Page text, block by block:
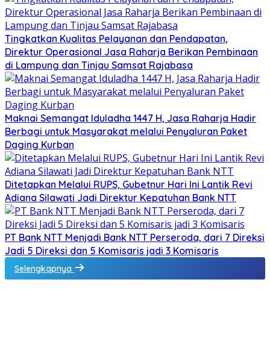
Tingkatkan Kualitas Pelayanan dan Pendapatan,
Direktur Operasional Jasa Raharja Berikan Pembinaan
di Lampung dan Tinjau Samsat Rajabasa
Maknai Semangat Iduladha 1447 H, Jasa Raharja Hadir
Berbagi untuk Masyarakat melalui Penyaluran Paket
Daging Kurban
Ditetapkan Melalui RUPS, Gubetnur Hari Ini Lantik Revi
Adiana Silawati Jadi Direktur Kepatuhan Bank NTT
PT Bank NTT Menjadi Bank NTT Perseroda, dari 7 Direksi
Jadi 5 Direksi dan 5 Komisaris jadi 3 Komisaris
Selengkapnya